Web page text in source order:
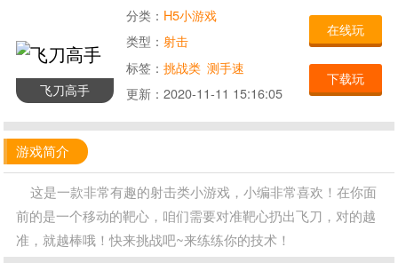
飞刀高手
分类： H5小游戏
类型： 射击
标签： 挑战类 测手速
更新： 2020-11-11 15:16:05
在线玩
下载玩
游戏简介
这是一款非常有趣的射击类小游戏，小编非常喜欢！在你面
前的是一个移动的靶心，咱们需要对准靶心扔出飞刀，对的越
准，就越棒哦！快来挑战吧~来练练你的技术！